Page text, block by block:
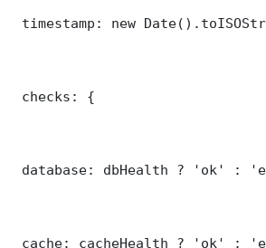
timestamp: new
checks: {
database: dbHealth ? 'ok' :
cache: cacheHealth ? 'ok' :